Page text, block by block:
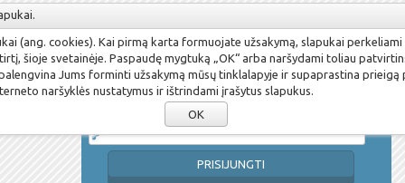
Prisijungimo vardas
PRISIJUNGTI
(ang. cookies). Kai pirmą karta formuojate užsakymą, slapukai
šioje svetainėje. Paspaudę mygtuką „OK“ arba naršydami toliau
Jums forminti užsakymą mūsų tinklalapyje ir supaprastina
naršyklės nustatymus ir ištrindami įrašytus slapukus.
OK